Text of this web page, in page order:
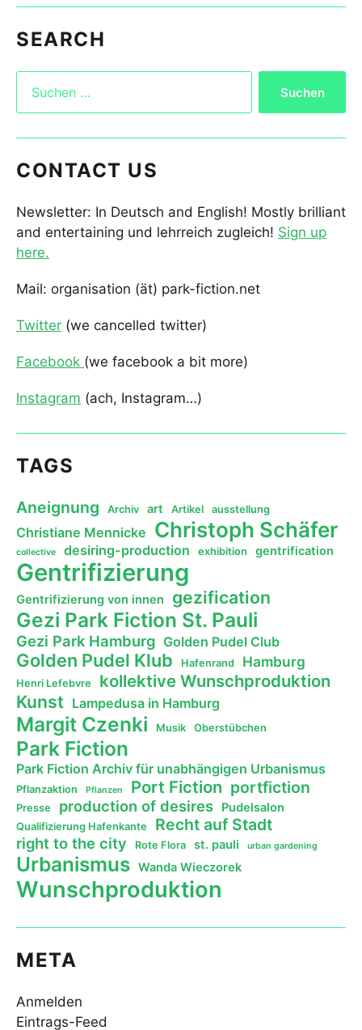
SEARCH
CONTACT US
Newsletter: In Deutsch and English! Mostly brilliant
and entertaining und lehrreich zugleich! Sign up
here.
Mail: organisation (ät) park-fiction.net
Twitter (we cancelled twitter)
Facebook (we facebook a bit more)
Instagram (ach, Instagram…)
TAGS
Aneignung Archiv art Artikel ausstellung
Christiane Mennicke Christoph Schäfer
collective desiring-production exhibition gentrification
Gentrifizierung
Gentrifizierung von innen gezification
Gezi Park Fiction St. Pauli
Gezi Park Hamburg Golden Pudel Club
Golden Pudel Klub Hafenrand Hamburg
Henri Lefebvre kollektive Wunschproduktion
Kunst Lampedusa in Hamburg
Margit Czenki Musik Oberstübchen
Park Fiction
Park Fiction Archiv für unabhängigen Urbanismus
Pflanzaktion Pflanzen Port Fiction portfiction
Presse production of desires Pudelsalon
Qualifizierung Hafenkante Recht auf Stadt
right to the city Rote Flora st. pauli urban gardening
Urbanismus Wanda Wieczorek
Wunschproduktion
META
Anmelden
Eintrags-Feed